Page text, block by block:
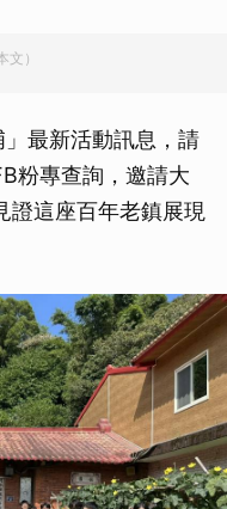
）
最新活動訊息，請
粉專查詢，邀請大
證這座百年老鎮展現